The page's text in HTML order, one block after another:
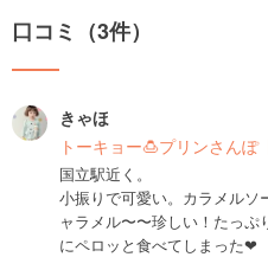
口コミ（3件）
きゃほ
トーキョー🍮プリンさんぽ
国立駅近く。
小振りで可愛い。カラメルソ
ャラメル〜〜珍しい！たっ
にペロッと食べてしまった❤︎